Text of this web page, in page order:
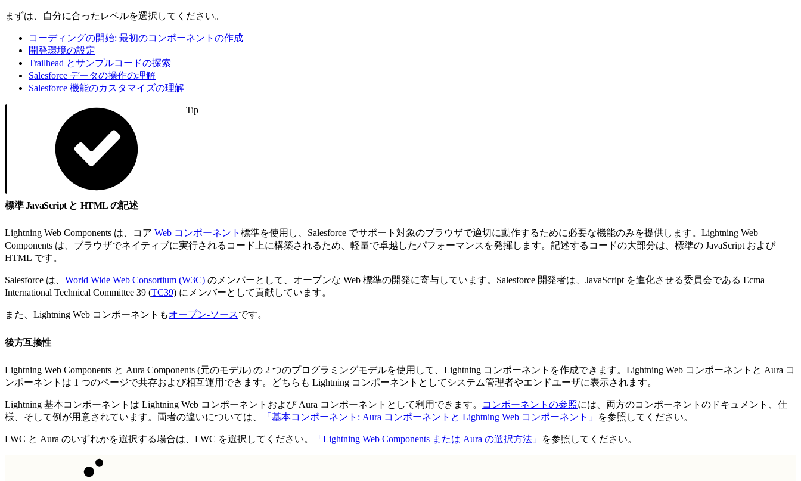
まずは、自分に合ったレベルを選択してください。
コーディングの開始: 最初のコンポーネントの作成
開発環境の設定
Trailhead とサンプルコードの探索
Salesforce データの操作の理解
Salesforce 機能のカスタマイズの理解
Tip
標準 JavaScript と HTML の記述
Lightning Web Components は、コア Web コンポーネント 標準を使用し、Salesforce でサポート対象のブラウザで適切に動作するために必要な機能のみを提供します。Lightning Web
Components は、ブラウザでネイティブに実行されるコード上に構築されるため、軽量で卓越したパフォーマンスを発揮します。記述するコードの大部分は、標準の JavaScript および
HTML です。
Salesforce は、 World Wide Web Consortium (W3C) のメンバーとして、オープンな Web 標準の開発に寄与しています。Salesforce 開発者は、JavaScript を進化させる委員会である Ecma
International Technical Committee 39 (TC39) にメンバーとして貢献しています。
また、Lightning Web コンポーネントもオープン-ソースです。
後方互換性
Lightning Web Components と Aura Components (元のモデル) の 2 つのプログラミングモデルを使用して、Lightning コンポーネントを作成できます。Lightning Web コンポーネントと Aura コ
ンポーネントは 1 つのページで共存および相互運用できます。どちらも Lightning コンポーネントとしてシステム管理者やエンドユーザに表示されます。
Lightning 基本コンポーネントは Lightning Web コンポーネントおよび Aura コンポーネントとして利用できます。 コンポーネントの参照には、両方のコンポーネントのドキュメント、仕
様、そして例が用意されています。両者の違いについては、
「基本コンポーネント: Aura コンポーネントと Lightning Web コンポーネント」 を参照してください。
LWC と Aura のいずれかを選択する場合は、LWC を選択してください。 「Lightning Web Components または Aura の選択方法」 を参照してください。